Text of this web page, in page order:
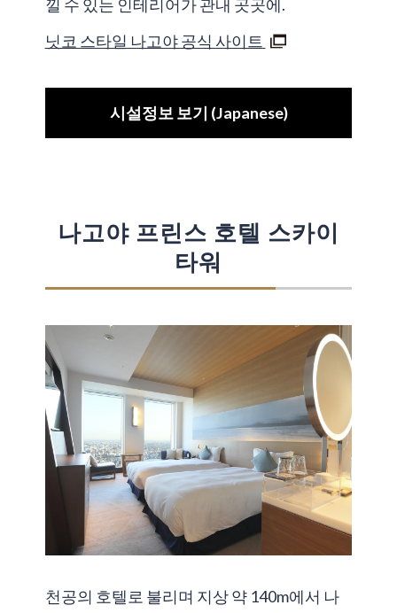
낄 수 있는 인테리어가 관내 곳곳에.
닛코 스타일 나고야 공식 사이트
시설정보 보기 (Japanese)
나고야 프린스 호텔 스카이
타워
천공의 호텔로 불리며 지상 약 140m에서 나